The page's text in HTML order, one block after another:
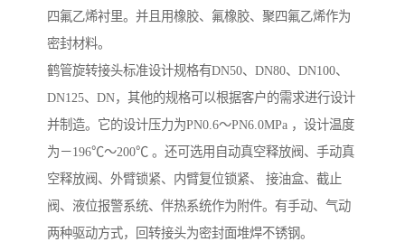
四氟乙烯衬里。并且用橡胶、氟橡胶、聚四氟乙烯作为
密封材料。
鹤管旋转接头标准设计规格有DN50、DN80、DN100、
DN125、DN，其他的规格可以根据客户的需求进行设计
并制造。它的设计压力为PN0.6～PN6.0MPa ，设计温度
为－196℃～200℃ 。还可选用自动真空释放阀、手动真
空释放阀、外臂锁紧、内臂复位锁紧、 接油盒、截止
阀、液位报警系统、伴热系统作为附件。有手动、气动
两种驱动方式，回转接头为密封面堆焊不锈钢。